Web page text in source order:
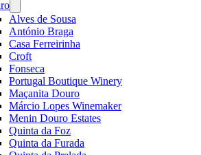
menu
Alves de Sousa
António Braga
Casa Ferreirinha
Croft
Fonseca
Portugal Boutique Winery
Maçanita Douro
Márcio Lopes Winemaker
Menin Douro Estates
Quinta da Foz
Quinta da Furada